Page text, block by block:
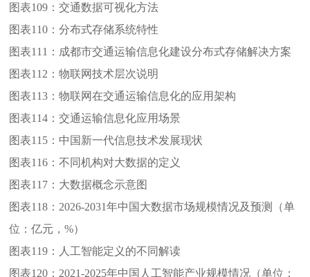
图表109：交通数据可视化方法
图表110：分布式存储系统特性
图表111： 成都市交通运输信息化建设分布式存储解决方案
图表112：物联网技术层次说明
图表113：物联网在交通运输信息化的应用架构
图表114：交通运输信息化应用场景
图表115： 中国新一代信息技术发展现状
图表116：不同机构对大数据的定义
图表117： 大数据概念示意图
图表118： 2026-2031年中国大数据市场规模情况及预测（单
位：亿元，%）
图表119：
人工智能定义的不同解读
图表120： 2021-2025年中国人工智能产业规模情况（单位：